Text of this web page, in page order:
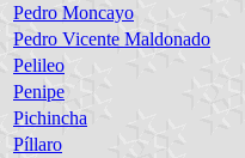
Pedro Moncayo
Pedro Vicente Maldonado
Pelileo
Penipe
Pichincha
Píllaro